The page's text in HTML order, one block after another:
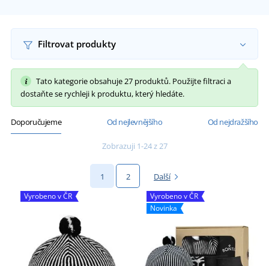
Filtrovat produkty
Tato kategorie obsahuje 27 produktů. Použijte filtraci a
dostaňte se rychleji k produktu, který hledáte.
Doporučujeme Od nejlevnějšího Od nejdražšího
Zobrazuji 1-24 z 27
1 2 Další
Vyrobeno v ČR
Vyrobeno v ČR
Novinka